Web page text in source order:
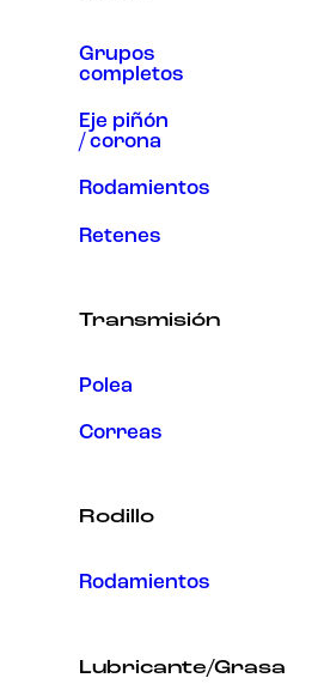
Grupos
completos
Eje piñón
/ corona
Rodamientos
Retenes
Transmisión
Polea
Correas
Rodillo
Rodamientos
Lubricante/Grasa